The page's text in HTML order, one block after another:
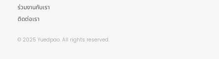
ร่วมงานกับเรา
ติดต่อเรา
© 2025 Yuedpao. All rights reserved.